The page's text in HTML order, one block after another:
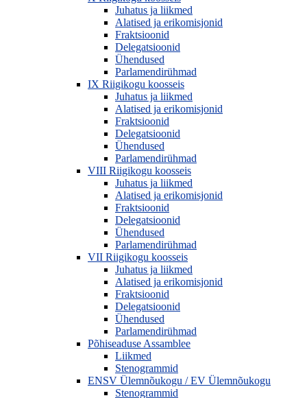
Juhatus ja liikmed
Alatised ja erikomisjonid
Fraktsioonid
Delegatsioonid
Ühendused
Parlamendirühmad
IX Riigikogu koosseis
Juhatus ja liikmed
Alatised ja erikomisjonid
Fraktsioonid
Delegatsioonid
Ühendused
Parlamendirühmad
VIII Riigikogu koosseis
Juhatus ja liikmed
Alatised ja erikomisjonid
Fraktsioonid
Delegatsioonid
Ühendused
Parlamendirühmad
VII Riigikogu koosseis
Juhatus ja liikmed
Alatised ja erikomisjonid
Fraktsioonid
Delegatsioonid
Ühendused
Parlamendirühmad
Põhiseaduse Assamblee
Liikmed
Stenogrammid
ENSV Ülemnõukogu / EV Ülemnõukogu
Stenogrammid